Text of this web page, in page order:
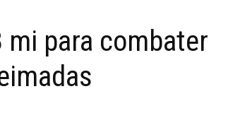
mi para combater